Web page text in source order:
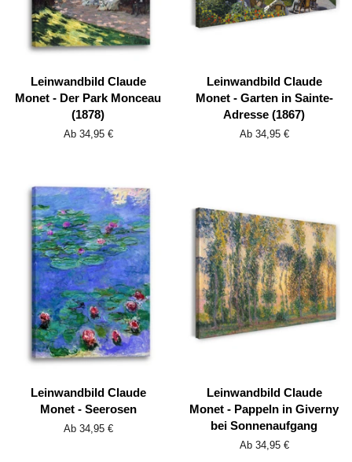
Leinwandbild Claude
Monet - Der Park Monceau
(1878)
Ab 34,95 €
Leinwandbild Claude
Monet - Garten in Sainte-
Adresse (1867)
Ab 34,95 €
Leinwandbild Claude
Monet - Seerosen
Ab 34,95 €
Leinwandbild Claude
Monet - Pappeln in Giverny
bei Sonnenaufgang
Ab 34,95 €